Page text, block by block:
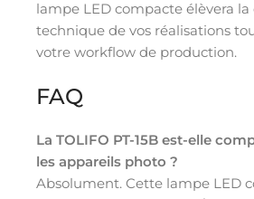
lampe LED compacte élèvera
technique de vos réalisations
votre workflow de production.
FAQ
La TOLIFO PT-15B est-elle
les appareils photo ?
Absolument. Cette lampe LED